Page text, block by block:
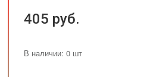
405 руб.
В наличии: 0 шт